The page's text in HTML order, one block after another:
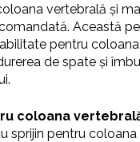
vertebrală și
Această
pentru coloana
de spate și
coloana
sprijin pentru